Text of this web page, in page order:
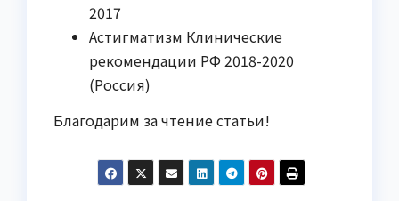
2017
Астигматизм Клинические
рекомендации РФ 2018-2020
(Россия)
Благодарим за чтение статьи!